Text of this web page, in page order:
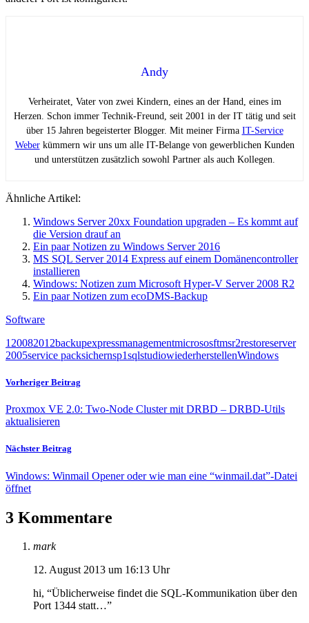
Andy
Verheiratet, Vater von zwei Kindern, eines an der Hand, eines im
Herzen. Schon immer Technik-Freund, seit 2001 in der IT tätig und seit
über 15 Jahren begeisterter Blogger. Mit meiner Firma IT-Service
Weberkümmern wir uns um alle IT-Belange von gewerblichen Kunden
und unterstützen zusätzlich sowohl Partner als auch Kollegen.
Ähnliche Artikel:
Windows Server 20xx Foundation upgraden – Es kommt auf
die Version drauf an
Ein paar Notizen zu Windows Server 2016
MS SQL Server 2014 Express auf einem Domänencontroller
installieren
Windows: Notizen zum Microsoft Hyper-V Server 2008 R2
Ein paar Notizen zum ecoDMS-Backup
Software
1 20082012backupexpressmanagementmicrososftmsr2restoreserver
2005service packsichernsp1sqlstudiowiederherstellenWindows
Vorheriger Beitrag
Proxmox VE 2.0: Two-Node Cluster mit DRBD – DRBD-Utils
aktualisieren
Nächster Beitrag
Windows: Winmail Opener oder wie man eine “winmail.dat”-Datei
öffnet
3 Kommentare
mark
12. August 2013 um 16:13 Uhr
hi, “Üblicherweise findet die SQL-Kommunikation über den
Port 1344 statt…”